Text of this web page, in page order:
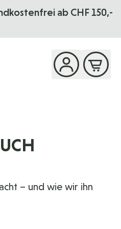
ab CHF 150,-
– und wie wir ihn